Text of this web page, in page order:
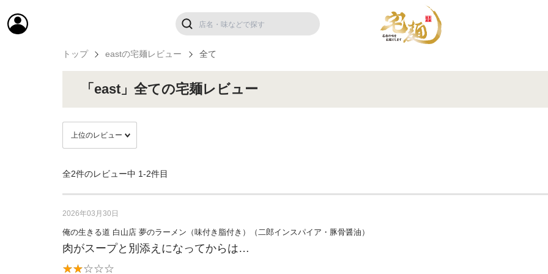
トップ eastの宅麺レビュー 全て
「east」全ての宅麺レビュー
全2件のレビュー中 1-2件目
2026年03月30日
俺の生きる道 白山店 夢のラーメン（味付き脂付き）（二郎インスパイア・豚骨醤油）
肉がスープと別添えになってからは…